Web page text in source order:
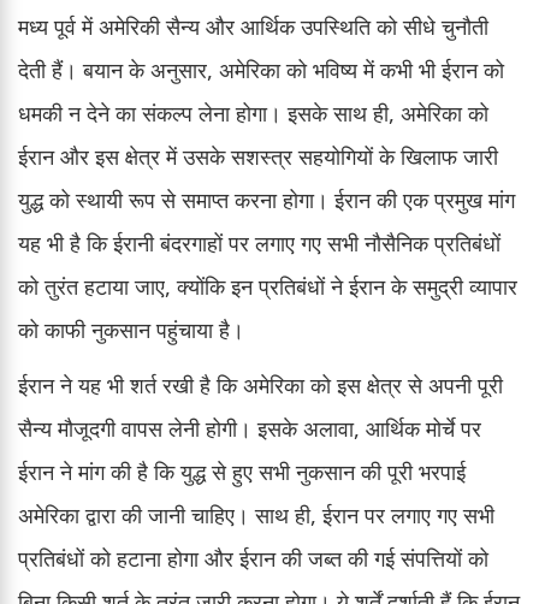
मध्य पूर्व में अमेरिकी सैन्य और आर्थिक उपस्थिति को सीधे चुनौती
देती हैं। बयान के अनुसार, अमेरिका को भविष्य में कभी भी ईरान को
धमकी न देने का संकल्प लेना होगा। इसके साथ ही, अमेरिका को
ईरान और इस क्षेत्र में उसके सशस्त्र सहयोगियों के खिलाफ जारी
युद्ध को स्थायी रूप से समाप्त करना होगा। ईरान की एक प्रमुख मांग
यह भी है कि ईरानी बंदरगाहों पर लगाए गए सभी नौसैनिक प्रतिबंधों
को तुरंत हटाया जाए, क्योंकि इन प्रतिबंधों ने ईरान के समुद्री व्यापार
को काफी नुकसान पहुंचाया है।
ईरान ने यह भी शर्त रखी है कि अमेरिका को इस क्षेत्र से अपनी पूरी
सैन्य मौजूदगी वापस लेनी होगी। इसके अलावा, आर्थिक मोर्चे पर
ईरान ने मांग की है कि युद्ध से हुए सभी नुकसान की पूरी भरपाई
अमेरिका द्वारा की जानी चाहिए। साथ ही, ईरान पर लगाए गए सभी
प्रतिबंधों को हटाना होगा और ईरान की जब्त की गई संपत्तियों को